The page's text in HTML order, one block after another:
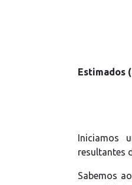
Estimados
Iniciamos
resultantes
Sabemos